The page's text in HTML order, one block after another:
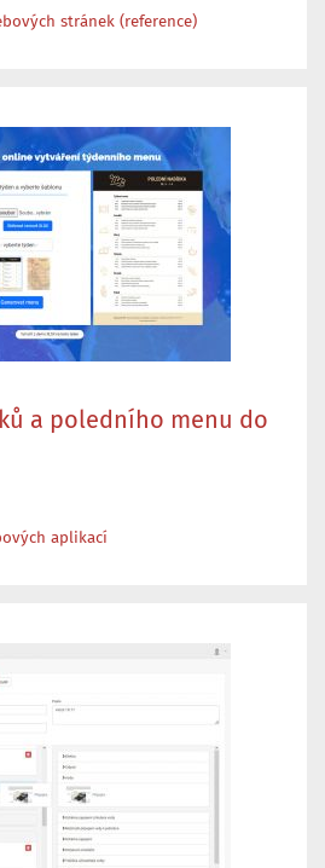
stránek (reference)
a poledního menu do
aplikací